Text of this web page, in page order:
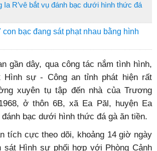
Ia R’vê bắt vụ đánh bạc dưới hình thức đá
con bạc đang sát phạt nhau bằng hình
gần dây, qua công tác nắm tình hình,
Hình sự - Công an tỉnh phát hiện rất
xuyên tụ tập đến nhà của Trương
ở thôn 6B, xã Ea Păl, huyện Ea
đánh bạc dưới hình thức đá gà ăn tiền.
tích cực theo dõi, khoảng 14 giờ ngày
sát Hình sự phối hợp với Phòng Cảnh